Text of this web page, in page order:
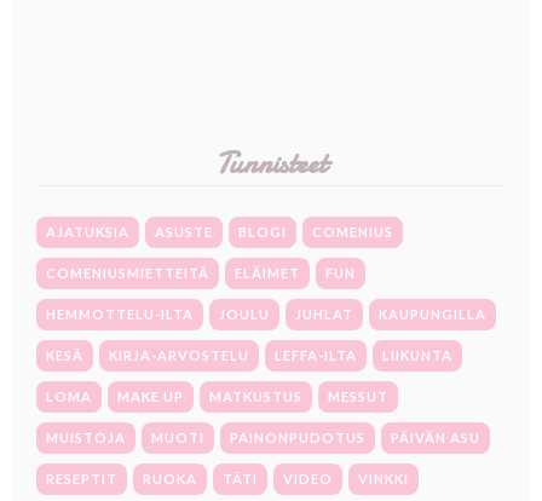
Tunnisteet
AJATUKSIA ASUSTE BLOGI COMENIUS
COMENIUSMIETTEITÄ ELÄIMET FUN
HEMMOTTELU-ILTA JOULU JUHLAT KAUPUNGILLA
KESÄ KIRJA-ARVOSTELU LEFFA-ILTA LIIKUNTA
LOMA MAKE UP MATKUSTUS MESSUT
MUISTOJA MUOTI PAINONPUDOTUS PÄIVÄN ASU
RESEPTIT RUOKA TÄTI VIDEO VINKKI